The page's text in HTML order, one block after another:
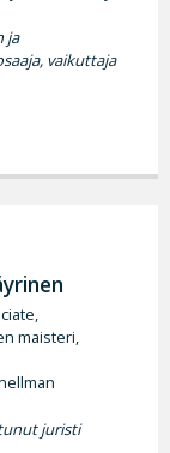
ja
vaikuttaja
maisteri,
juristi